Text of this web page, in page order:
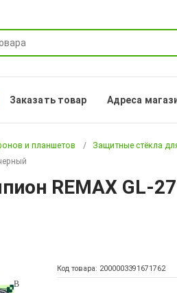
Заказать товар Адреса
и планшетов Защитные стёкла
REMAX GL-
Код товара: 2000003391671762